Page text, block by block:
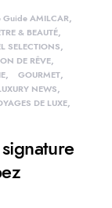
Guide AMILCAR
& BEAUTÉ
SELECTIONS
DE RÊVE
GOURMET
NEWS
DE LUXE